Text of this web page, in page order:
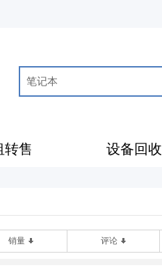
转售 设备回收
销量 评论